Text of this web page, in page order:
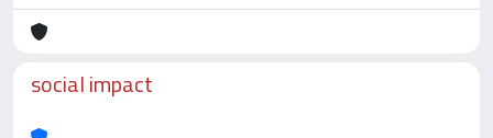
social impact